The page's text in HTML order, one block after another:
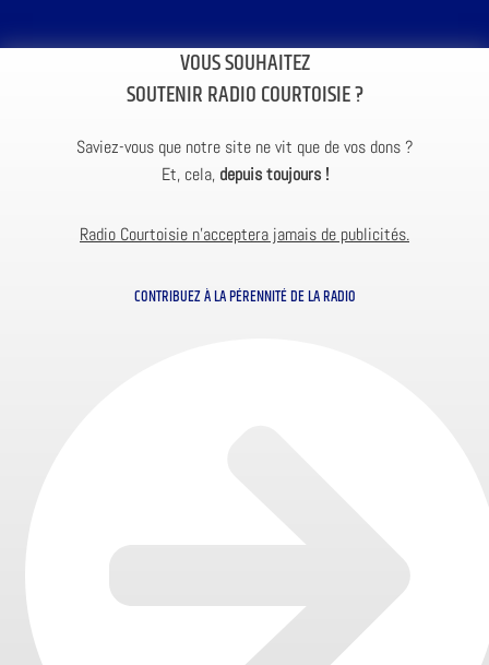
VOUS SOUHAITEZ
SOUTENIR RADIO COURTOISIE ?
Saviez-vous que notre site ne vit que de vos dons ?
Et, cela, depuis toujours !
Radio Courtoisie n’acceptera jamais de publicités.
CONTRIBUEZ À LA PÉRENNITÉ DE LA RADIO